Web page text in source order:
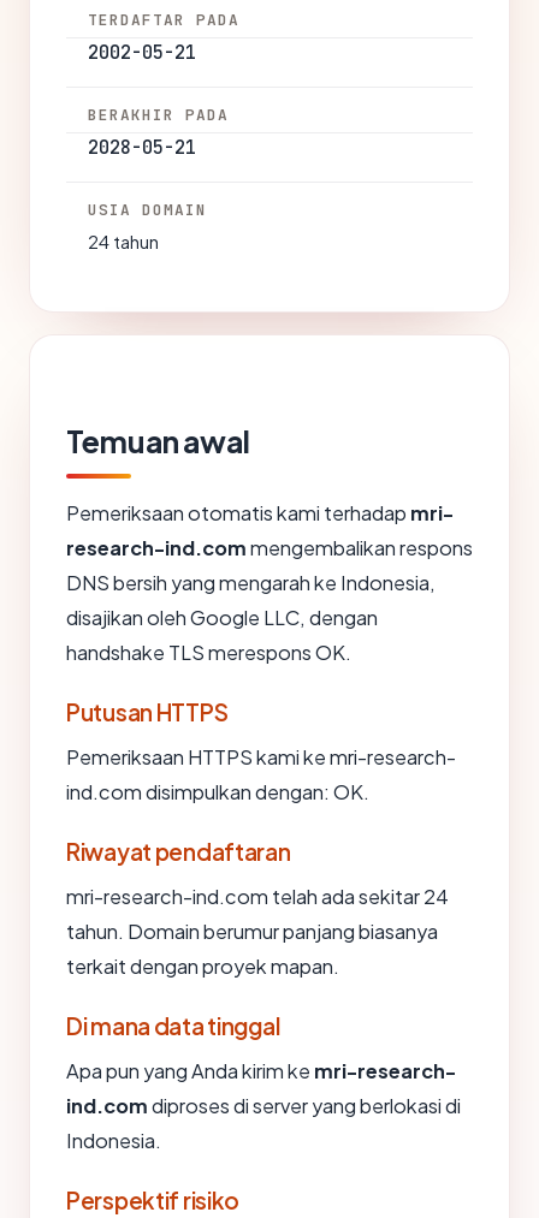
TERDAFTAR PADA
2002-05-21
BERAKHIR PADA
2028-05-21
USIA DOMAIN
24 tahun
Temuan awal
Pemeriksaan otomatis kami terhadap mri-
research-ind.commengembalikan respons
DNS bersih yang mengarah ke Indonesia,
disajikan oleh Google LLC, dengan
handshake TLS merespons OK.
Putusan HTTPS
Pemeriksaan HTTPS kami ke mri-research-
ind.com disimpulkan dengan: OK.
Riwayat pendaftaran
mri-research-ind.com telah ada sekitar 24
tahun. Domain berumur panjang biasanya
terkait dengan proyek mapan.
Di mana data tinggal
Apa pun yang Anda kirim ke mri-research-
ind.comdiproses di server yang berlokasi di
Indonesia.
Perspektif risiko